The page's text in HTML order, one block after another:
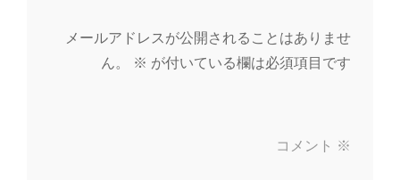
メールアドレスが公開されることはありませ
ん。
※ が付いている欄は必須項目です
コメント ※